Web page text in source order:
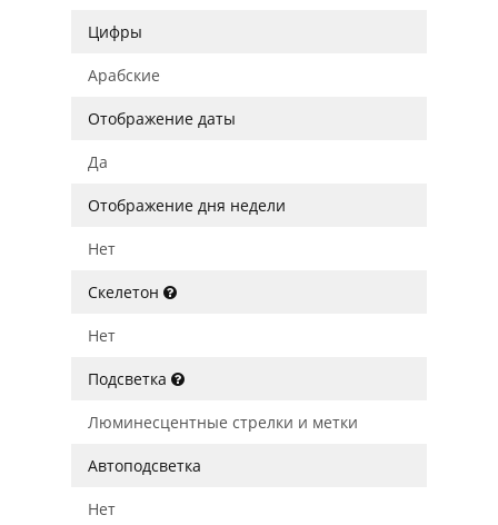
Цифры
Арабские
Отображение даты
Да
Отображение дня недели
Нет
Скелетон
Нет
Подсветка
Люминесцентные стрелки и метки
Автоподсветка
Нет